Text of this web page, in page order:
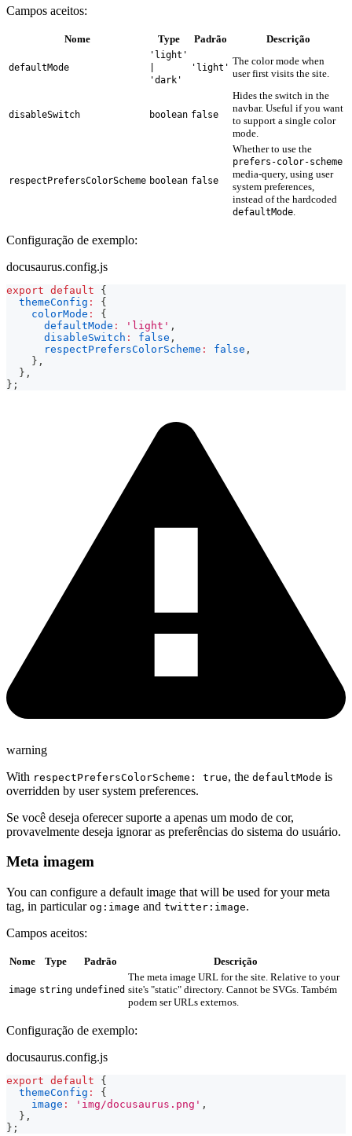
Campos aceitos:
Nome Type Padrão Descrição
defaultMode
'light'
'dark'
'light'
The color mode when
user first visits the site.
disableSwitch boolean false
Hides the switch in the
navbar. Useful if you want
to support a single color
mode.
respectPrefersColorScheme boolean false
Whether to use the
prefers-color-scheme
media-query, using user
system preferences,
instead of the hardcoded
defaultMode
Configuração de exemplo:
docusaurus.config.js
export default
{
themeConfig :
{
colorMode :
{
defaultMode : 'light' ,
disableSwitch : false ,
respectPrefersColorScheme : false ,
} ,
} ,
} ;
warning
With respectPrefersColorScheme: true, the defaultMode is
overridden by user system preferences.
Se você deseja oferecer suporte a apenas um modo de cor,
provavelmente deseja ignorar as preferências do sistema do usuário.
Meta imagem
You can configure a default image that will be used for your meta
tag, in particular og:image and twitter:image.
Campos aceitos:
Nome Type Padrão Descrição
image string undefined
The meta image URL for the site. Relative to your
site's "static" directory. Cannot be SVGs. Também
podem ser URLs externos.
Configuração de exemplo:
docusaurus.config.js
export default
{
themeConfig :
{
image : 'img/docusaurus.png' ,
} ,
} ;